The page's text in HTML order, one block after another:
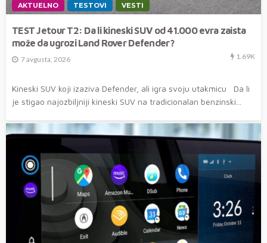
AKTUELNO TESTOVI VESTI
TEST Jetour T2: Da li kineski SUV od 41.000 evra zaista
može da ugrozi Land Rover Defender?
7 avgusta, 2026 1.69K
Kineski SUV koji izaziva Defender, ali igra svoju utakmicu Da li
je stigao najozbiljniji kineski SUV na tradicionalan benzinski...